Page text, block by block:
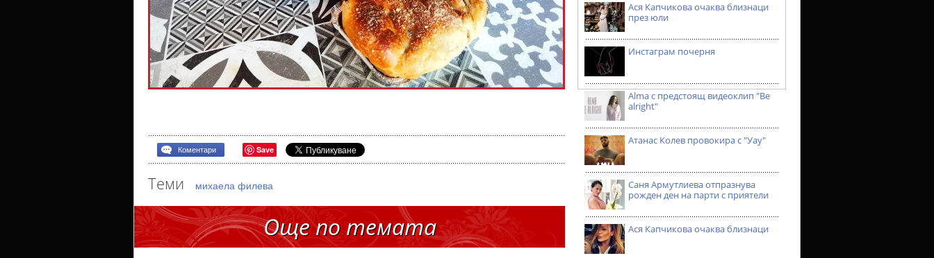
Коментари Save
Теми михаела филева
Още по темата
Ася Капчикова очаква близнаци
през юли
Инстаграм почерня
Alma с предстоящ видеоклип "Be
alright"
Атанас Колев провокира с "Уау"
Саня Армутлиева отпразнува
рожден ден на парти с приятели
Ася Капчикова очаква близнаци